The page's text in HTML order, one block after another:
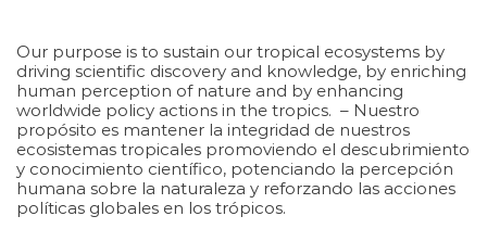
Our purpose is to sustain our tropical ecosystems by
driving scientific discovery and knowledge, by enriching
human perception of nature and by enhancing
worldwide policy actions in the tropics. – Nuestro
propósito es mantener la integridad de nuestros
ecosistemas tropicales promoviendo el descubrimiento
y conocimiento científico, potenciando la percepción
humana sobre la naturaleza y reforzando las acciones
políticas globales en los trópicos.